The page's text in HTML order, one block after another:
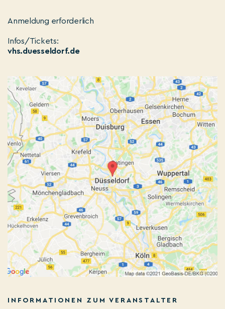
Anmeldung erforderlich
Infos/Tickets:
vhs.duesseldorf.de
INFORMATIONEN ZUM VERANSTALTER